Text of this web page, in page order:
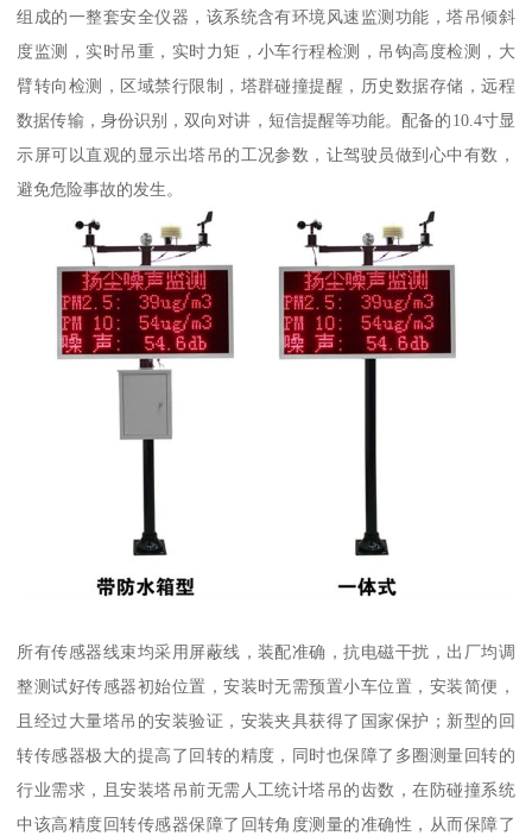
组成的一整套安全仪器，该系统含有环境风速监测功能，塔吊倾斜
度监测，实时吊重，实时力矩，小车行程检测，吊钩高度检测，大
臂转向检测，区域禁行限制，塔群碰撞提醒，历史数据存储，远程
数据传输，身份识别，双向对讲，短信提醒等功能。配备的10.4寸显
示屏可以直观的显示出塔吊的工况参数，让驾驶员做到心中有数，
避免危险事故的发生。
所有传感器线束均采用屏蔽线，装配准确，抗电磁干扰，出厂均调
整测试好传感器初始位置，安装时无需预置小车位置，安装简便，
且经过大量塔吊的安装验证，安装夹具获得了国家保护；新型的回
转传感器极大的提高了回转的精度，同时也保障了多圈测量回转的
行业需求，且安装塔吊前无需人工统计塔吊的齿数，在防碰撞系统
中该高精度回转传感器保障了回转角度测量的准确性，从而保障了